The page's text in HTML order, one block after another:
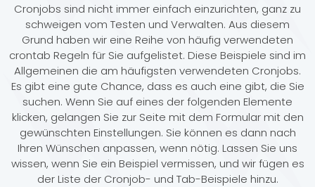
Cronjobs sind nicht immer einfach einzurichten, ganz zu
schweigen vom Testen und Verwalten. Aus diesem
Grund haben wir eine Reihe von häufig verwendeten
crontab Regeln für Sie aufgelistet. Diese Beispiele sind im
Allgemeinen die am häufigsten verwendeten Cronjobs.
Es gibt eine gute Chance, dass es auch eine gibt, die Sie
suchen. Wenn Sie auf eines der folgenden Elemente
klicken, gelangen Sie zur Seite mit dem Formular mit den
gewünschten Einstellungen. Sie können es dann nach
Ihren Wünschen anpassen, wenn nötig. Lassen Sie uns
wissen, wenn Sie ein Beispiel vermissen, und wir fügen es
der Liste der Cronjob- und Tab-Beispiele hinzu.